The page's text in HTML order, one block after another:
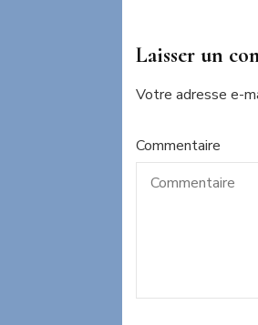
Laisser un
Votre adresse e-
Commentaire